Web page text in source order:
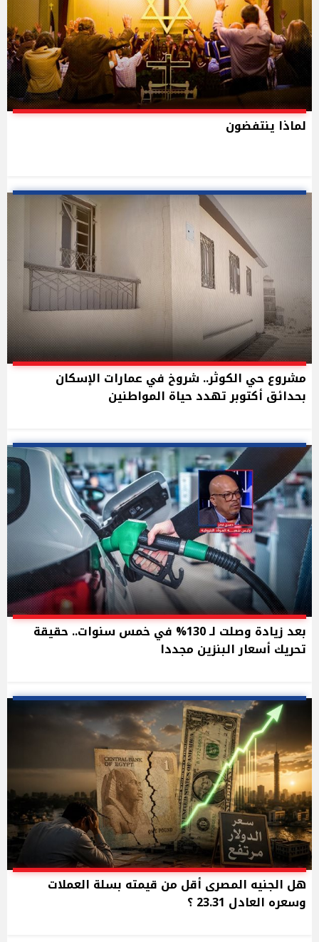
لماذا ينتفضون
مشروع حي الكوثر.. شروخ في عمارات الإسكان
بحدائق أكتوبر تهدد حياة المواطنين
بعد زيادة وصلت لـ 130% في خمس سنوات.. حقيقة
تحريك أسعار البنزين مجددا
هل الجنيه المصرى أقل من قيمته بسلة العملات
وسعره العادل 23.31 ؟